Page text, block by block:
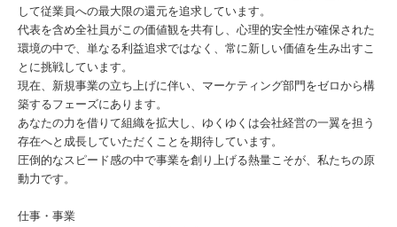
して従業員への最大限の還元を追求しています。
代表を含め全社員がこの価値観を共有し、心理的安全性が確保された
環境の中で、単なる利益追求ではなく、常に新しい価値を生み出すこ
とに挑戦しています。
現在、新規事業の立ち上げに伴い、マーケティング部門をゼロから構
築するフェーズにあります。
あなたの力を借りて組織を拡大し、ゆくゆくは会社経営の一翼を担う
存在へと成長していただくことを期待しています。
圧倒的なスピード感の中で事業を創り上げる熱量こそが、私たちの原
動力です。
仕事・事業